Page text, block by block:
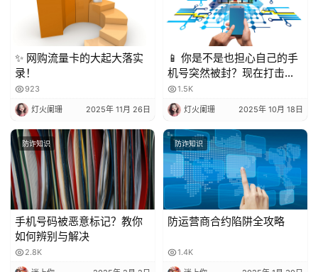
✨ 网购流量卡的大起大落实
录！
923
灯火阑珊 2025年 11月 26日
📱 你是不是也担心自己的手
机号突然被封？现在打击骚
扰电话越来越严格，一不小
心就可能中招！今天就来聊
聊，到底被多少人标记会封
号？又该怎么避免？
1.5K
灯火阑珊 2025年 10月 18日
防诈知识
手机号码被恶意标记？教你
如何辨别与解决
2.8K
防诈知识
防运营商合约陷阱全攻略
1.4K